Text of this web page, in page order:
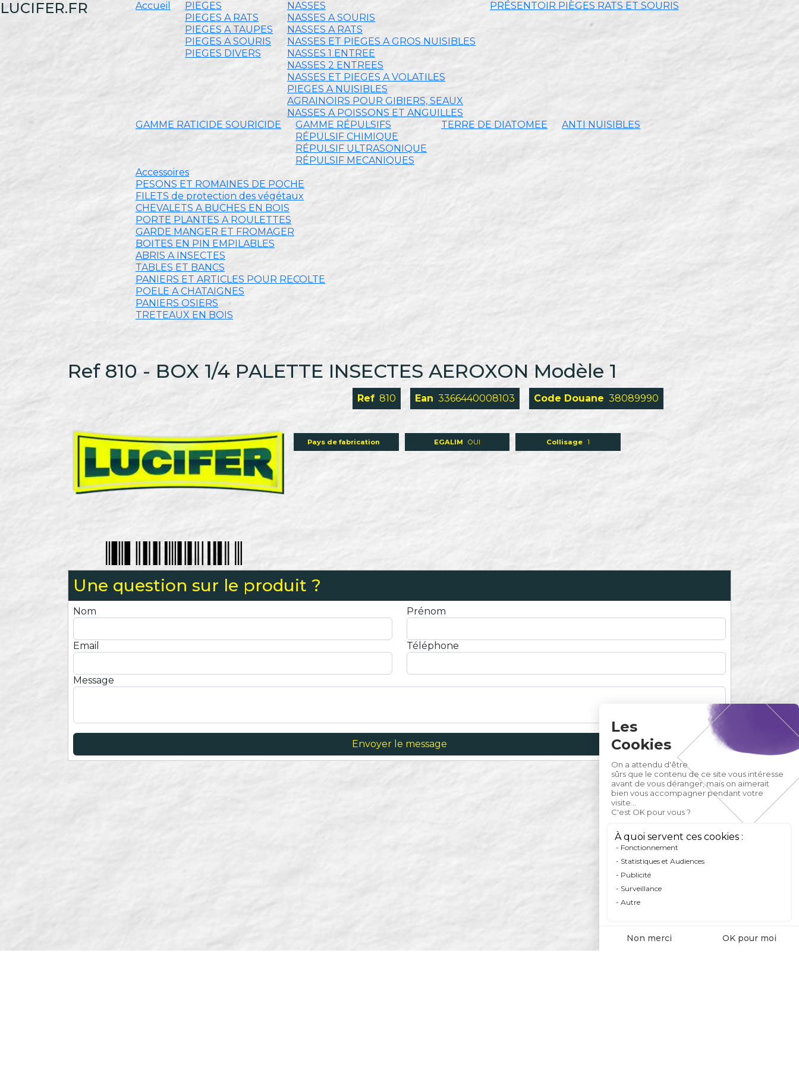
LUCIFER.FR Accueil
PIEGES
PIEGES A RATS
PIEGES A TAUPES
PIEGES A SOURIS
PIEGES DIVERS
NASSES
NASSES A SOURIS
NASSES A RATS
NASSES ET PIEGES A GROS NUISIBLES
NASSES 1 ENTREE
NASSES 2 ENTREES
NASSES ET PIEGES A VOLATILES
PIEGES A NUISIBLES
AGRAINOIRS POUR GIBIERS, SEAUX
NASSES A POISSONS ET ANGUILLES
PRÉSENTOIR PIÈGES RATS ET SOURIS
GAMME RATICIDE SOURICIDE
GAMME RÉPULSIFS
RÉPULSIF CHIMIQUE
RÉPULSIF ULTRASONIQUE
RÉPULSIF MECANIQUES
TERRE DE DIATOMEE ANTI NUISIBLES
Accessoires
PESONS ET ROMAINES DE POCHE
FILETS de protection des végétaux
CHEVALETS A BUCHES EN BOIS
PORTE PLANTES A ROULETTES
GARDE MANGER ET FROMAGER
BOITES EN PIN EMPILABLES
ABRIS A INSECTES
TABLES ET BANCS
PANIERS ET ARTICLES POUR RECOLTE
POELE A CHATAIGNES
PANIERS OSIERS
TRETEAUX EN BOIS
Ref 810 - BOX 1/4 PALETTE INSECTES AEROXON Modèle 1
Ref 810 Ean 3366440008103 Code Douane 38089990
Pays de fabrication EGALIM OUI Collisage 1
Une question sur le produit ?
Nom Prénom
Email Téléphone
Message
Envoyer le message
Les
Cookies
On a attendu d'être
sûrs que le contenu de ce site vous intéresse
avant de vous déranger, mais on aimerait
bien vous accompagner pendant votre
visite...
C'est OK pour vous ?
À quoi servent ces cookies :
Fonctionnement
Statistiques et Audiences
Publicité
Surveillance
Autre
Non merci OK pour moi